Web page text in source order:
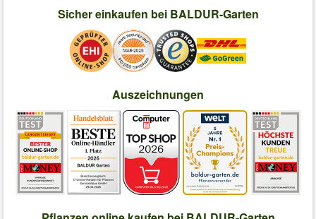
Sicher einkaufen bei BALDUR-Garten
Auszeichnungen